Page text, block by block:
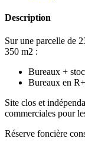
Description
Sur une parcelle de
350 m2 :
Bureaux +
Bureaux en
Site clos et
commerciales pour
Réserve foncière